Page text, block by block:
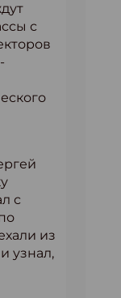
с
с
из
узнал,